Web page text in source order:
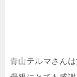
青山テルマさん